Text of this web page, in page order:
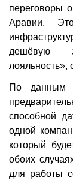
переговоры
Аравии.
дешёвую
лояльность»,
По данным
способной
одной
который
обоих
для работы